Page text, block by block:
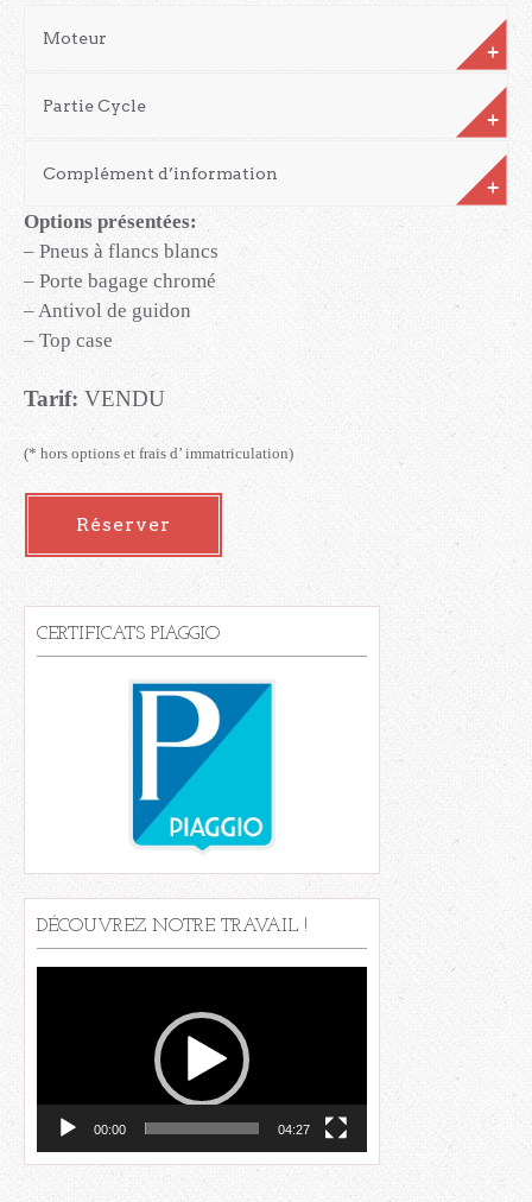
Moteur
Partie Cycle
Complément d’information
Options présentées:
– Pneus à flancs blancs
– Porte bagage chromé
– Antivol de guidon
– Top case
Tarif: VENDU
(* hors options et frais d’ immatriculation)
Réserver
CERTIFICATS PIAGGIO
DÉCOUVREZ NOTRE TRAVAIL !
00:00 04:27